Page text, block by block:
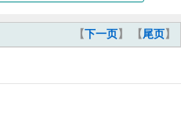
【下一页】 【尾页】